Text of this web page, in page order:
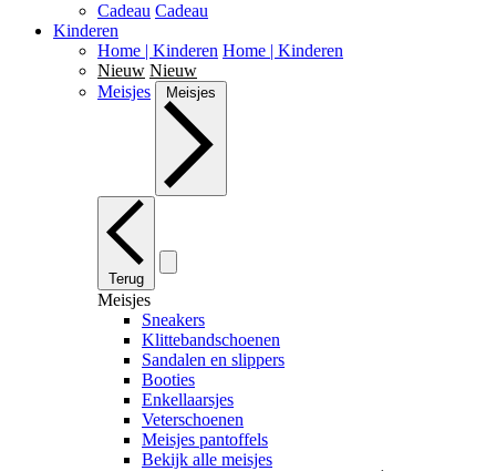
Cadeau Cadeau
Kinderen
Home | Kinderen Home | Kinderen
Nieuw Nieuw
Meisjes
Meisjes
Terug
Meisjes
Sneakers
Klittebandschoenen
Sandalen en slippers
Booties
Enkellaarsjes
Veterschoenen
Meisjes pantoffels
Bekijk alle meisjes